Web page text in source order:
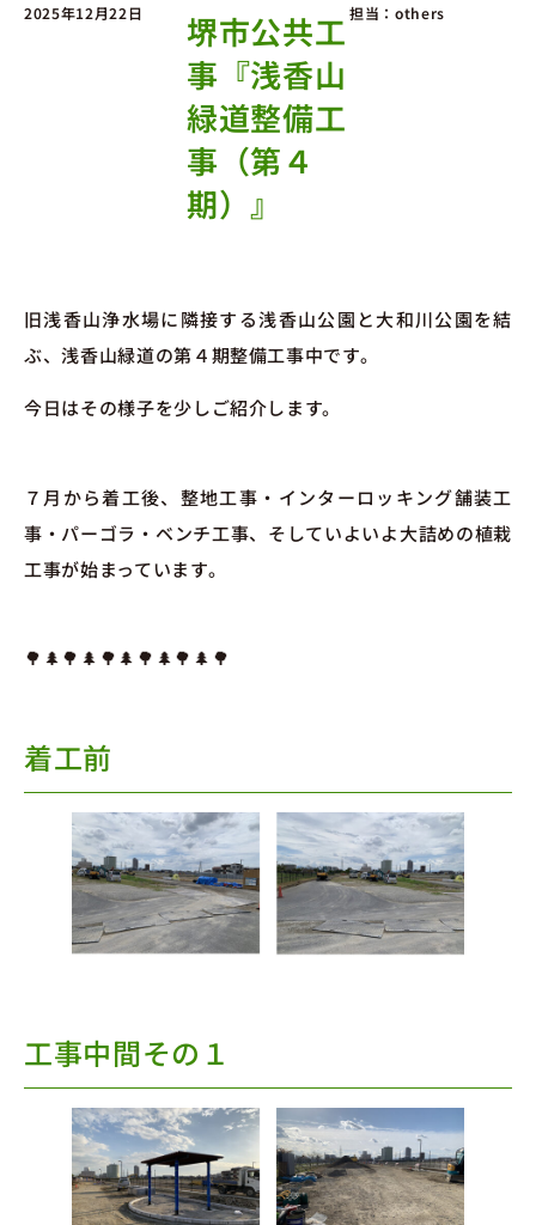
2025年12月22日
堺市公共工
事『浅香山
緑道整備工
事（第４
期）』
担当：others
旧浅香山浄水場に隣接する浅香山公園と大和川公園を結
ぶ、浅香山緑道の第４期整備工事中です。
今日はその様子を少しご紹介します。
７月から着工後、整地工事・インターロッキング舗装工
事・パーゴラ・ベンチ工事、そしていよいよ大詰めの植栽
工事が始まっています。
🌳🌲🌳🌲🌳🌲🌳🌲🌳🌲🌳
着工前
工事中間その１